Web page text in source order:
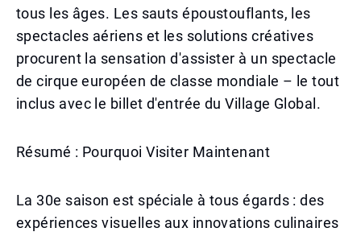
tous les âges. Les sauts époustouflants, les
spectacles aériens et les solutions créatives
procurent la sensation d'assister à un spectacle
de cirque européen de classe mondiale – le tout
inclus avec le billet d'entrée du Village Global.
Résumé : Pourquoi Visiter Maintenant
La 30e saison est spéciale à tous égards : des
expériences visuelles aux innovations culinaires